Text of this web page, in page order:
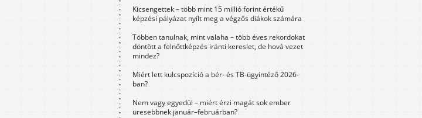
Kicsengettek – több mint 15 millió forint értékű
képzési pályázat nyílt meg a végzős diákok számára
Többen tanulnak, mint valaha – több éves rekordokat
döntött a felnőttképzés iránti kereslet, de hová vezet
mindez?
Miért lett kulcspozíció a bér- és TB-ügyintéző 2026-
ban?
Nem vagy egyedül – miért érzi magát sok ember
üresebbnek január–februárban?